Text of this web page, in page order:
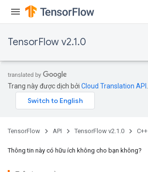
TensorFlow v2.1.0
Trang này được dịch bởi Cloud Translation API
TensorFlow API TensorFlow v2.1.0 C++
Thông tin này có hữu ích không cho bạn không?